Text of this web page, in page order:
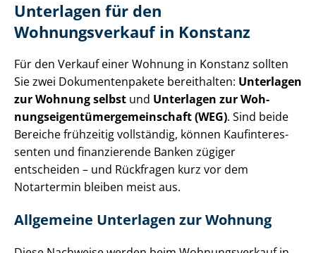
Unterlagen für den
Wohnungsverkauf in Konstanz
Für den Verkauf einer Wohnung in Konstanz sollten
Sie zwei Do­ku­men­ten­pa­ke­te bereithalten: Unterlagen
zur Wohnung selbst und Unterlagen zur Woh­
nungs­ei­gen­tü­mer­ge­mein­schaft (WEG). Sind beide
Bereiche frühzeitig vollständig, können Kauf­in­ter­es­
sen­ten und finanzierende Banken zügiger
entscheiden – und Rückfragen kurz vor dem
Notartermin bleiben meist aus.
Allgemeine Unterlagen zur Wohnung